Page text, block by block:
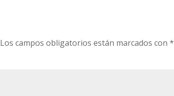
Los campos obligatorios están marcados con*